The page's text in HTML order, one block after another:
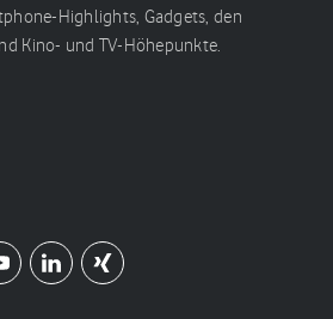
Highlights, Gadgets, den
Kino- und TV-Höhepunkte.